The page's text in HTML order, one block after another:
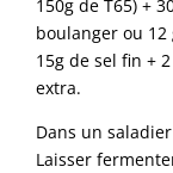
150g de T65) +
boulanger ou 12
15g de sel fin +
extra.
Dans un
Laisser